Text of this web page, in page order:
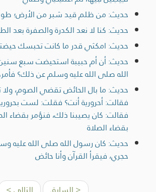
حديث: من ظلم قيد شبر من الأرض؛
حديث: كنا لا نعد الكدرة والصفرة بعد
حديث: امكثي قدر ما كانت تحبسك
حديث: أن أم حبيبة استحيضت سبع
الله صلى الله عليه وسلم عن ذلك؟
حديث: ما بال الحائض تقضي الصوم،
فقالت: أحرورية أنت؟ فقلت: لست
فقالت: كان يصيبنا ذلك، فنؤمر بقضاء
بقضاء الصلاة
حديث: كان رسول الله صلى الله عليه
حجري، فيقرأ القرآن وأنا حائض